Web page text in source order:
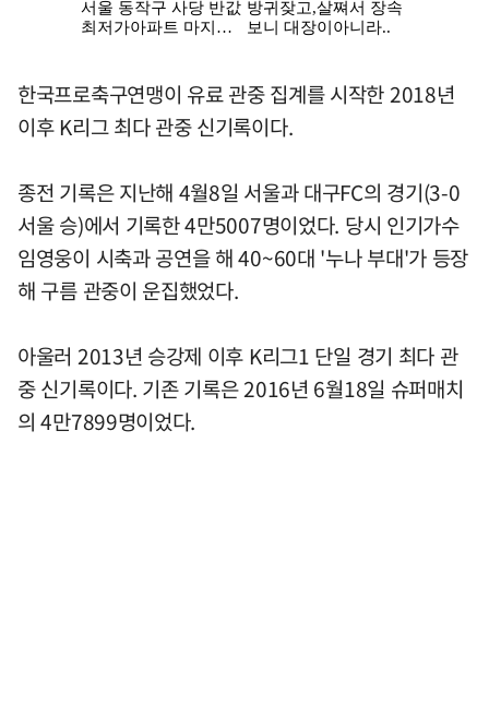
한국프로축구연맹이 유료 관중 집계를 시작한 2018년
이후 K리그 최다 관중 신기록이다.
종전 기록은 지난해 4월8일 서울과 대구FC의 경기(3-0
서울 승)에서 기록한 4만5007명이었다. 당시 인기가수
임영웅이 시축과 공연을 해 40~60대 '누나 부대'가 등장
해 구름 관중이 운집했었다.
아울러 2013년 승강제 이후 K리그1 단일 경기 최다 관
중 신기록이다. 기존 기록은 2016년 6월18일 슈퍼매치
의 4만7899명이었다.